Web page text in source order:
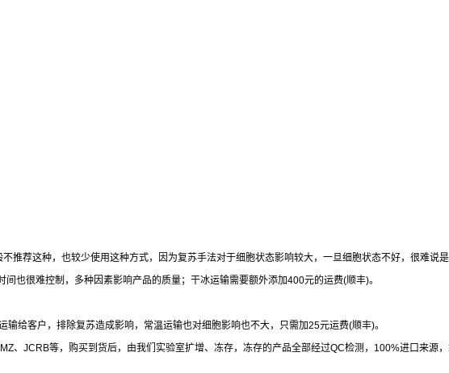
推荐这种，也较少使用这种方式，因为复苏手法对于细胞状态影响较大，一旦细胞状态不好，很难说
间也很难控制，多种因素影响产品的质量；干冰运输需要额外添加400元的运费(顺丰)。
输给客户，排除复苏造成影响，常温运输也对细胞影响也不大，只需加25元运费(顺丰)。
、 JCRB等，购买到货后，由我们实验室扩增、冻存，冻存的产品全部经过QC检测， 100%进口来源，